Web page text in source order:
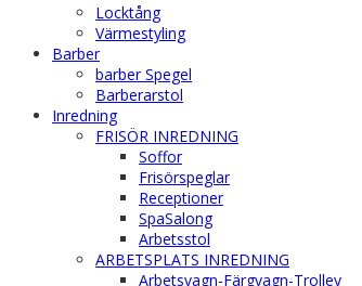
Locktång
Värmestyling
Barber
barber Spegel
Barberarstol
Inredning
FRISÖR INREDNING
Soffor
Frisörspeglar
Receptioner
SpaSalong
Arbetsstol
ARBETSPLATS INREDNING
Arbetsvagn-Färgvagn-Trolley